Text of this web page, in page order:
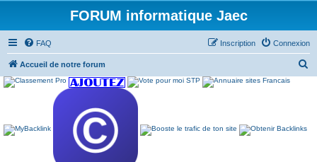
FORUM informatique Jaec
FAQ Connexion
Inscription
Accueil de notre forum